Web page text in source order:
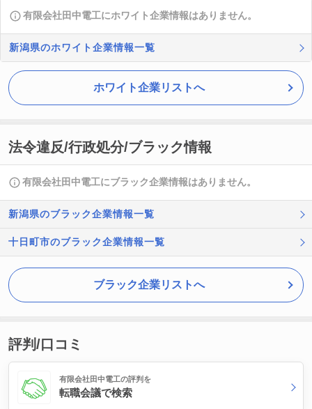
有限会社田中電工にホワイト企業情報はありません。
新潟県のホワイト企業情報一覧
ホワイト企業リストへ
法令違反/行政処分/ブラック情報
有限会社田中電工にブラック企業情報はありません。
新潟県のブラック企業情報一覧
十日町市のブラック企業情報一覧
ブラック企業リストへ
評判/口コミ
有限会社田中電工の評判を
転職会議で検索